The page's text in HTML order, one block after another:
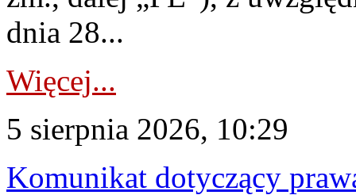
dnia 28...
Więcej...
5 sierpnia 2026, 10:29
Komunikat dotyczący